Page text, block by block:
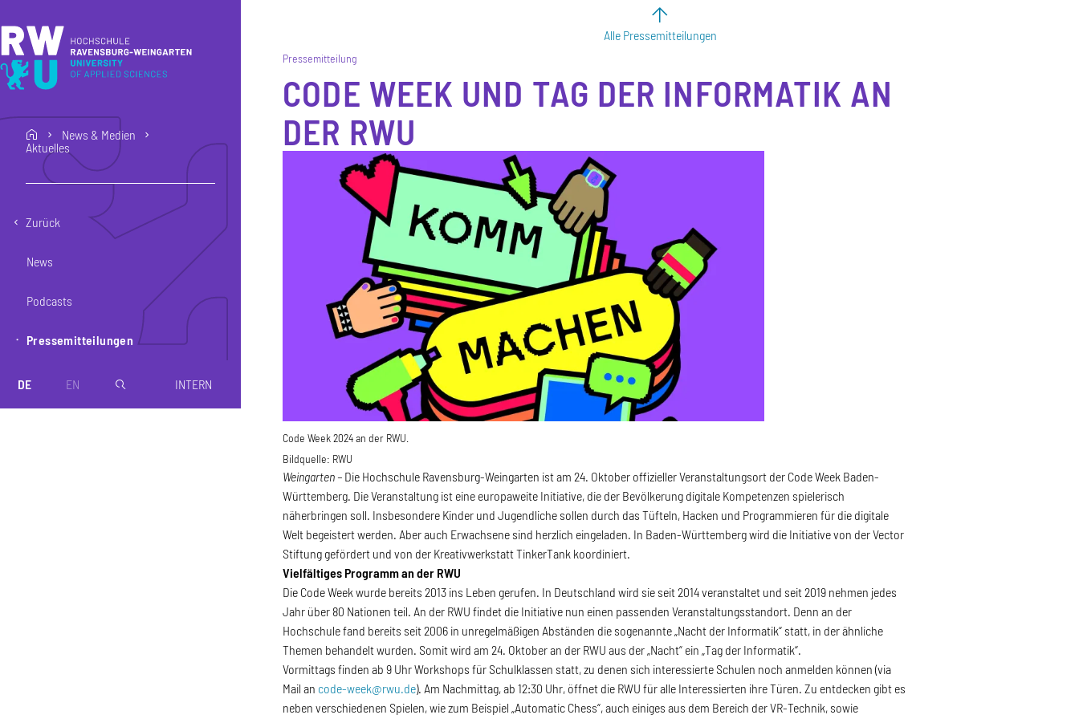
home
News & Medien
Aktuelles
Zurück
News
Podcasts
Pressemitteilungen
DE EN magnifier INTERN
Alle Pressemitteilungen
Pressemitteilung
CODE WEEK UND TAG DER INFORMATIK AN
DER RWU
Code Week 2024 an der RWU.
Bildquelle: RWU
Weingarten – Die Hochschule Ravensburg-Weingarten ist am 24. Oktober offizieller Veranstaltungsort der Code Week Baden-
Württemberg. Die Veranstaltung ist eine europaweite Initiative, die der Bevölkerung digitale Kompetenzen spielerisch
näherbringen soll. Insbesondere Kinder und Jugendliche sollen durch das Tüfteln, Hacken und Programmieren für die digitale
Welt begeistert werden. Aber auch Erwachsene sind herzlich eingeladen. In Baden-Württemberg wird die Initiative von der Vector
Stiftung gefördert und von der Kreativwerkstatt TinkerTank koordiniert.
Vielfältiges Programm an der RWU
Die Code Week wurde bereits 2013 ins Leben gerufen. In Deutschland wird sie seit 2014 veranstaltet und seit 2019 nehmen jedes
Jahr über 80 Nationen teil. An der RWU findet die Initiative nun einen passenden Veranstaltungsstandort. Denn an der
Hochschule fand bereits seit 2006 in unregelmäßigen Abständen die sogenannte „Nacht der Informatik“ statt, in der ähnliche
Themen behandelt wurden. Somit wird am 24. Oktober an der RWU aus der „Nacht“ ein „Tag der Informatik“.
Vormittags finden ab 9 Uhr Workshops für Schulklassen statt, zu denen sich interessierte Schulen noch anmelden können (via
Mail an code-week@rwu.de). Am Nachmittag, ab 12:30 Uhr, öffnet die RWU für alle Interessierten ihre Türen. Zu entdecken gibt es
neben verschiedenen Spielen, wie zum Beispiel „Automatic Chess“, auch einiges aus dem Bereich der VR-Technik, sowie